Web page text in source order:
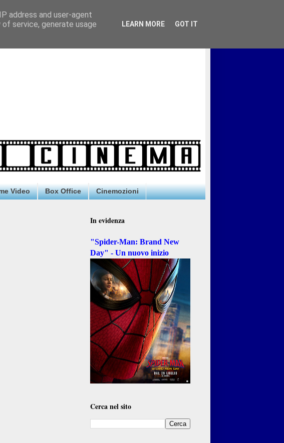
Video Box Office Cinemozioni
In evidenza
"Spider-Man: Brand New
Day" - Un nuovo inizio
Cerca nel sito
address and user-agent
service, generate usage
LEARN MORE GOT IT